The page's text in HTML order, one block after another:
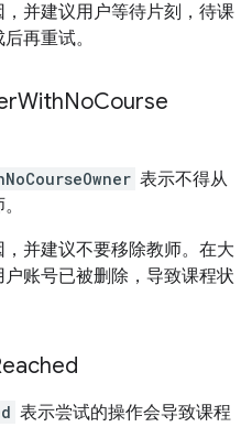
并建议用户等待片刻，待课
再重试。
WithNoCourse
表示不得从
并建议不要移除教师。在大
账号已被删除，导致课程状
表示尝试的操作会导致课程